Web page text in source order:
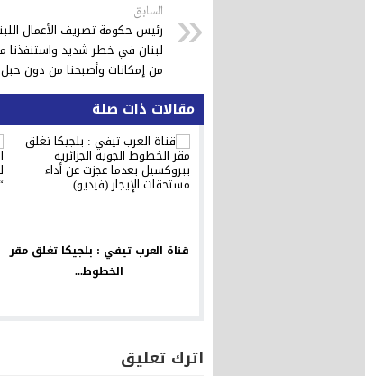
السابق
رئيس حكومة تصريف الأعمال
لبنان في خطر شديد واستنفذنا
من إمكانات وأصبحنا من دون
مقالات ذات صلة
قناة العرب تيفي : بلجيكا تغلق مقر
الخطوط...
اترك تعليق